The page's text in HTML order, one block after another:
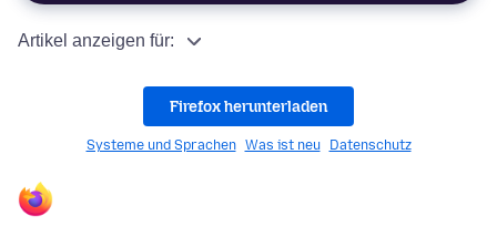
Artikel anzeigen für:
Firefox herunterladen
Systeme und Sprachen Was ist neu Datenschutz